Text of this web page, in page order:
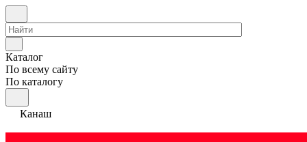
Каталог
По всему сайту
По каталогу
Канаш